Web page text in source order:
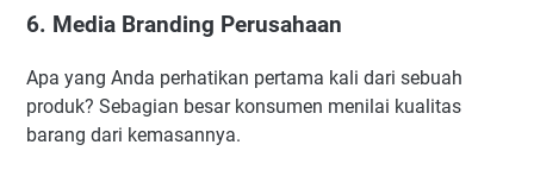
6. Media Branding Perusahaan
Apa yang Anda perhatikan pertama kali dari sebuah
produk? Sebagian besar konsumen menilai kualitas
barang dari kemasannya.